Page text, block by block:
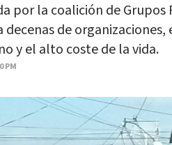
por la coalición de
decenas de
y el alto coste de la vida.
PM